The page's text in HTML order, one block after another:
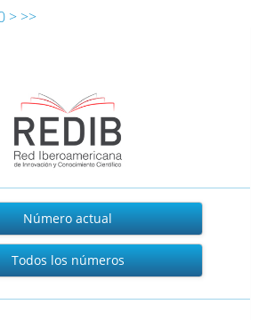
> >>
Número actual
Todos los números